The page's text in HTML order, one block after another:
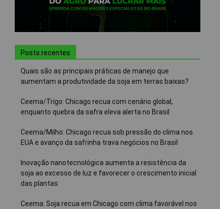
Posts recentes
Quais são as principais práticas de manejo que
aumentam a produtividade da soja em terras baixas?
Ceema/Trigo: Chicago recua com cenário global,
enquanto quebra da safra eleva alerta no Brasil
Ceema/Milho: Chicago recua sob pressão do clima nos
EUA e avanço da safrinha trava negócios no Brasil
Inovação nanotecnológica aumenta a resistência da
soja ao excesso de luz e favorecer o crescimento inicial
das plantas
Ceema: Soja recua em Chicago com clima favorável nos